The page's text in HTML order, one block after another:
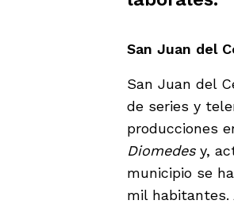
San Juan del
San Juan del
de series y
producciones
Diomedesy,
municipio se
mil habitantes.